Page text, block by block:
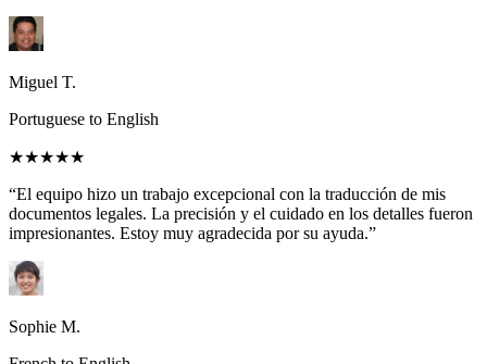
Miguel T.
Portuguese to English
★★★★★
“El equipo hizo un trabajo excepcional con la traducción de mis
documentos legales. La precisión y el cuidado en los detalles fueron
impresionantes. Estoy muy agradecida por su ayuda.”
Sophie M.